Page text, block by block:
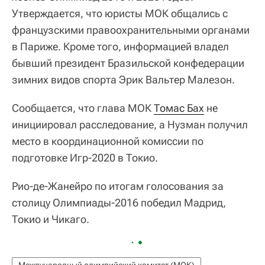
Утверждается, что юристы МОК общались с
французскими правоохранительными органами
в Париже. Кроме того, информацией владел
бывший президент Бразильской конфедерации
зимних видов спорта Эрик Вальтер Малезон.
Сообщается, что глава МОКТомас Бах не
инициировал расследование, а Нузман получил
место в координационной комиссии по
подготовке Игр-2020 в Токио.
Рио-де-Жанейро по итогам голосования за
столицу Олимпиады-2016 победил Мадрид,
Токио и Чикаго.